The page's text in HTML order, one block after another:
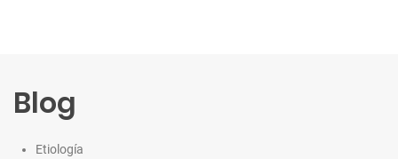
s
Blog
Etiología